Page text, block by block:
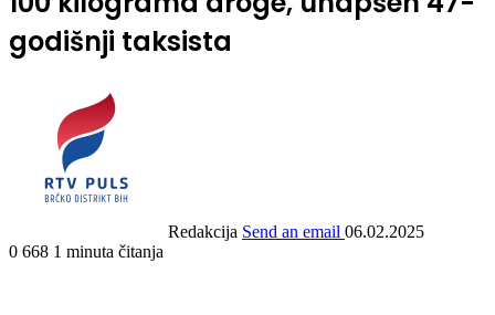
godišnji taksista
Redakcija Send an email 06.02.2025
0 668 1 minuta čitanja